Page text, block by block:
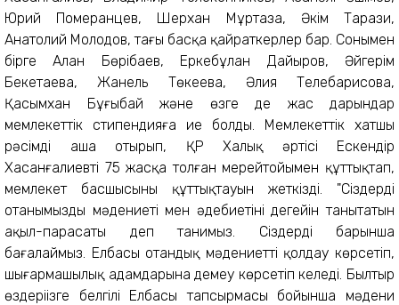
Юрий Померанцев, Шерхан Мұртаза, Әкім Тарази,
Анатолий Молодов, тағы басқа қайраткерлер бар. Сонымен
бірге Алан Бөрібаев, Еркебұлан Дайыров, Әйгерім
Бекетаева, Жанель Төкеева, Әлия Телебарисова,
Қасымхан Бұғыбай және өзге де жас дарындар
мемлекеттік стипендияға ие болды. Мемлекеттік хатшы
рәсімді аша отырып, ҚР Халық әртісі Ескендір
Хасанғалиевті 75 жасқа толған мерейтойымен құттықтап,
мемлекет басшысының құттықтауын жеткізді. "Сіздерді
отанымыздың мәдениеті мен әдебиетінің деңгейін танытатын
ақыл-парасаты деп танимыз. Сіздерді барынша
бағалаймыз. Елбасы отандық мәдениетті қолдау көрсетіп,
шығармашылық адамдарына демеу көрсетіп келеді. Былтыр
өздеріңізге белгілі Елбасы тапсырмасы бойынша мәдени